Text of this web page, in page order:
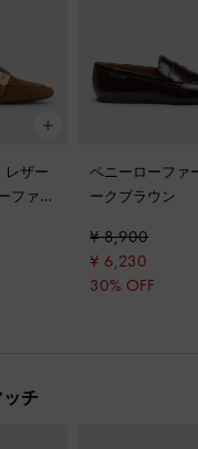
レザー
ファー
ペニーローファ
ークブラウン
¥ 8,900
¥ 6,230
30% OFF
チ